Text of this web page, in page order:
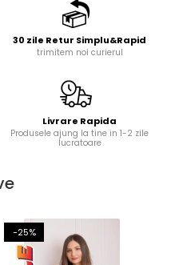
30 zile Retur Simplu&Rapid
trimitem noi curierul
Livrare Rapida
Produsele ajung la tine in 1-2 zile
lucratoare
-25%